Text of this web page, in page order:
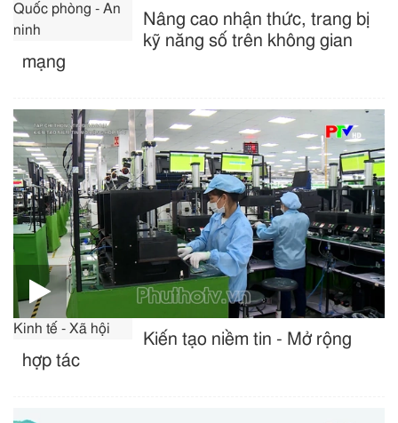
Quốc phòng - An
ninh
Nâng cao nhận thức, trang bị
kỹ năng số trên không gian
mạng
Kinh tế - Xã hội
Kiến tạo niềm tin - Mở rộng
hợp tác